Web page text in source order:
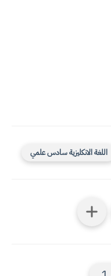
اللغة الانكليزية سادس علمي